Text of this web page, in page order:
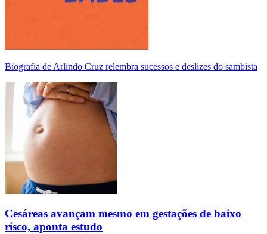
Biografia de Arlindo Cruz relembra sucessos e deslizes do sambista
Cesáreas avançam mesmo em gestações de baixo
risco, aponta estudo